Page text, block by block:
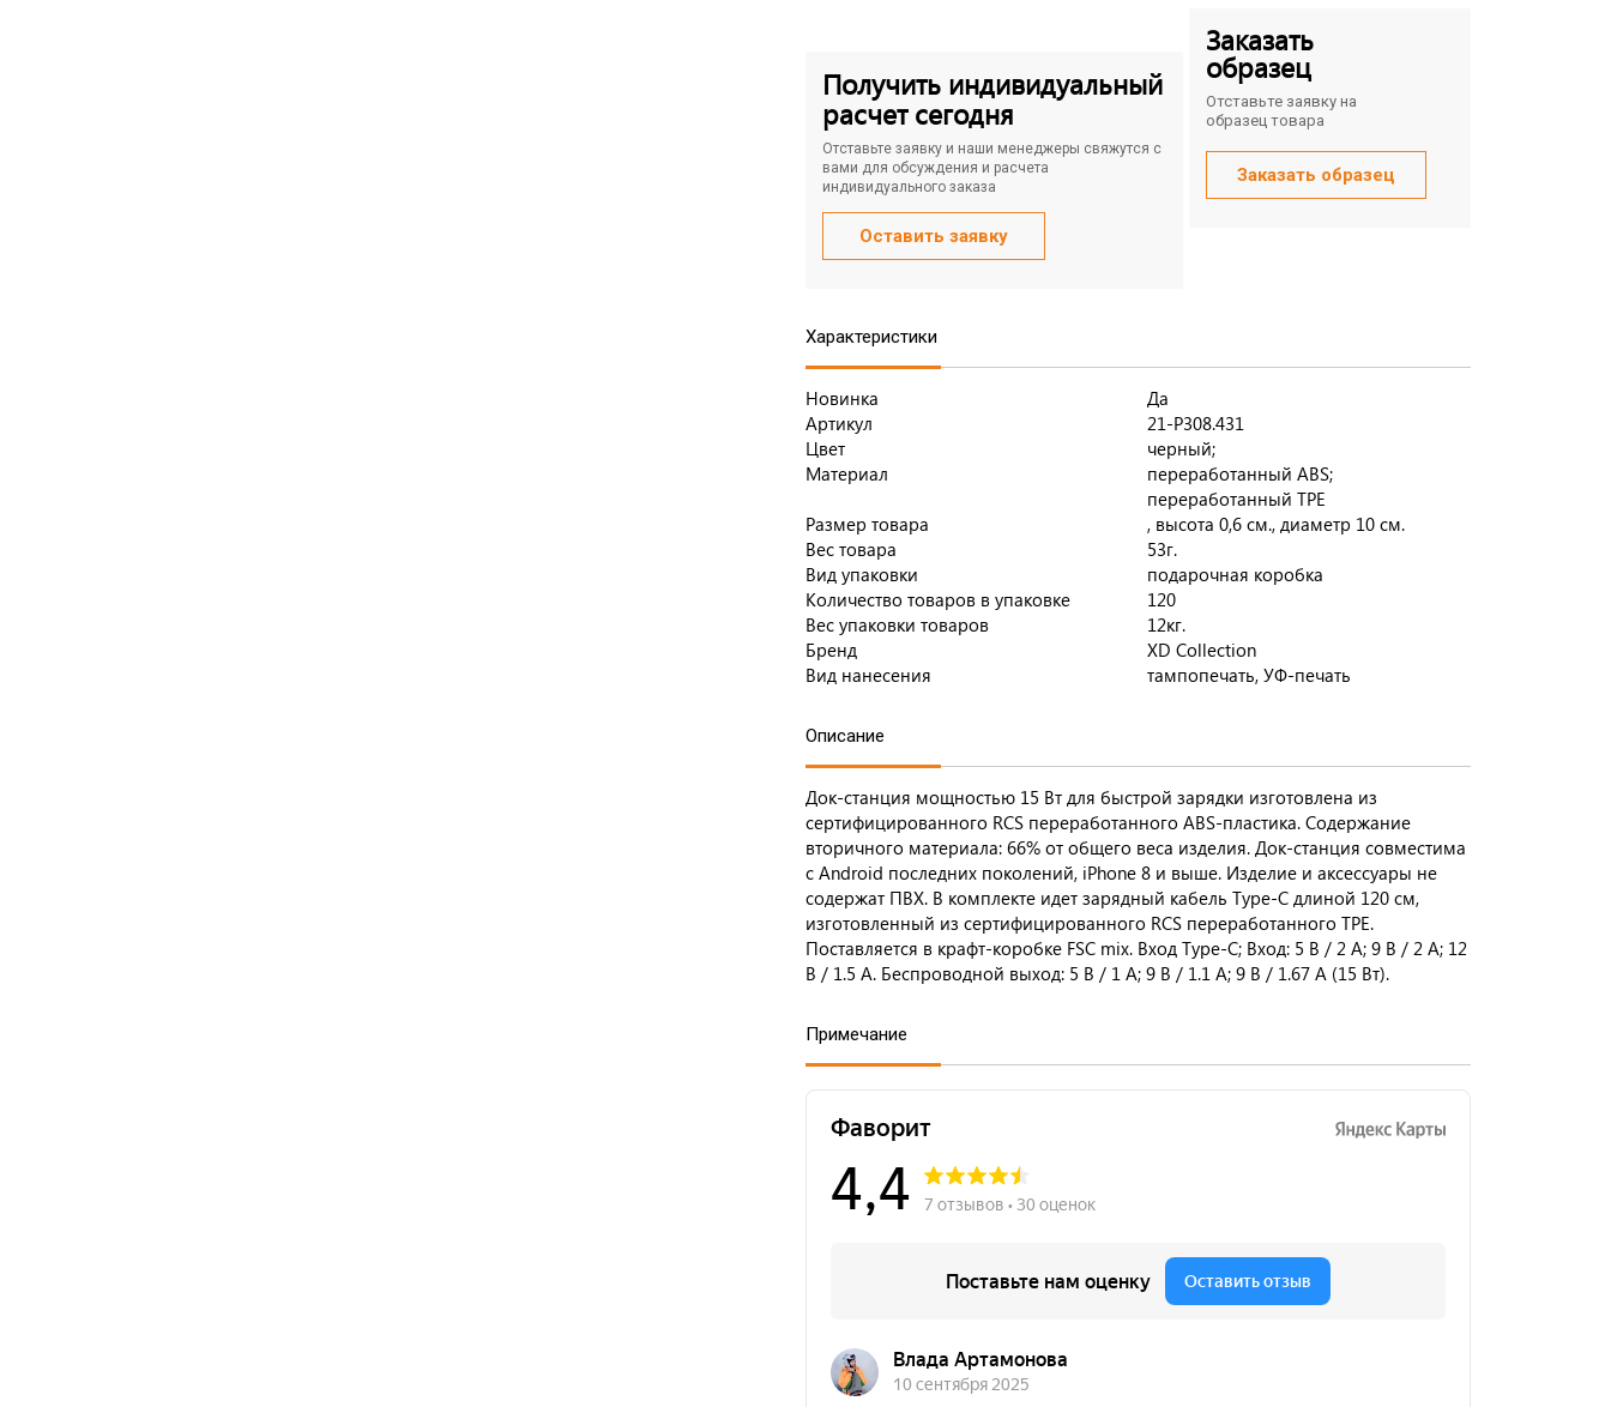
Получить индивидуальный
расчет сегодня
Отставьте заявку и наши менеджеры свяжутся с
вами для обсуждения и расчета
индивидуального заказа
Оставить заявку
Заказать
образец
Отставьте заявку на
образец товара
Заказать образец
Характеристики
Новинка
Да
Артикул
21-P308.431
Цвет
черный;
Материал
переработанный ABS;
переработанный TPE
Размер товара
, высота 0,6 см., диаметр 10 см.
Вес товара
53г.
Вид упаковки
подарочная коробка
Количество товаров в упаковке
120
Вес упаковки товаров
12кг.
Бренд
XD Collection
Вид нанесения
тампопечать, УФ-печать
Описание
Док-станция мощностью 15 Вт для быстрой зарядки изготовлена из
сертифицированного RCS переработанного ABS-пластика. Содержание
вторичного материала: 66% от общего веса изделия. Док-станция совместима
с Android последних поколений, iPhone 8 и выше. Изделие и аксессуары не
содержат ПВХ. В комплекте идет зарядный кабель Type-C длиной 120 см,
изготовленный из сертифицированного RCS переработанного TPE.
Поставляется в крафт-коробке FSC mix. Вход Type-C; Вход: 5 В / 2 А; 9 В / 2 А; 12
В / 1.5 А. Беспроводной выход: 5 В / 1 А; 9 В / 1.1 А; 9 В / 1.67 А (15 Вт).
Примечание